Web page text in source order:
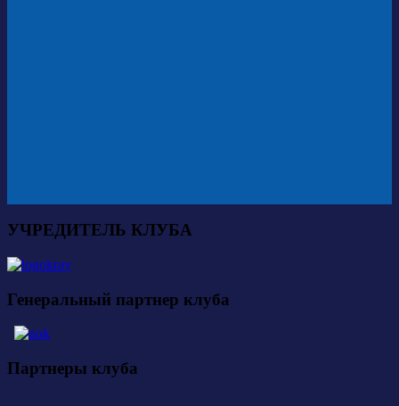
УЧРЕДИТЕЛЬ КЛУБА
Генеральный партнер клуба
Партнеры клуба